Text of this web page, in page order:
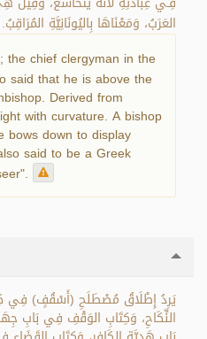
العَرَبُ، وَمَعْنَاهَا بِاليُونَانِيَّةِ المُرَاقِبُ.
the chief clergyman in the
said that he is above the
Derived from
with curvature. A bishop
bows down to display
said to be a Greek
يَرِدُ إِطْلَاقُ مُصْطَلَحِ (أَسْقُفٍ) فِي
النِّكَاحِ، وَكِتَابِ الوَقْفِ فِي بَابِ